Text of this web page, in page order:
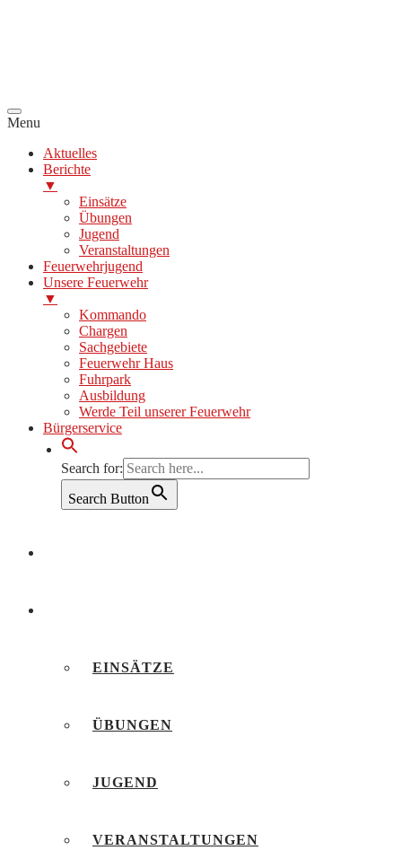
Menu
Aktuelles
Berichte
▼
Einsätze
Übungen
Jugend
Veranstaltungen
Feuerwehrjugend
Unsere Feuerwehr
▼
Kommando
Chargen
Sachgebiete
Feuerwehr Haus
Fuhrpark
Ausbildung
Werde Teil unserer Feuerwehr
Bürgerservice
Search for:
Search Button
EINSÄTZE
ÜBUNGEN
JUGEND
VERANSTALTUNGEN